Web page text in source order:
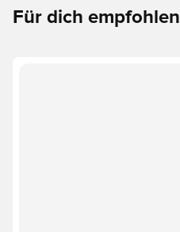
Für dich empfohlen